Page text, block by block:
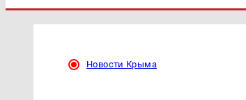
Новости Крыма